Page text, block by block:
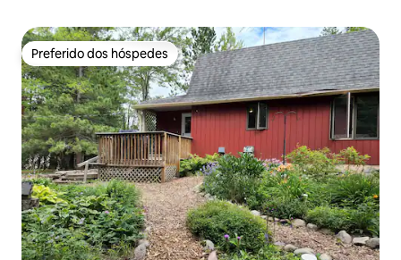
Preferido dos hóspedes
Preferido dos hóspedes